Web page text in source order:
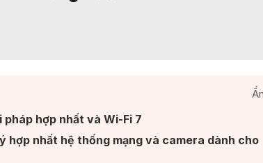
Ẩn
pháp hợp nhất và Wi-Fi 7​
hợp nhất hệ thống mạng và camera dành cho